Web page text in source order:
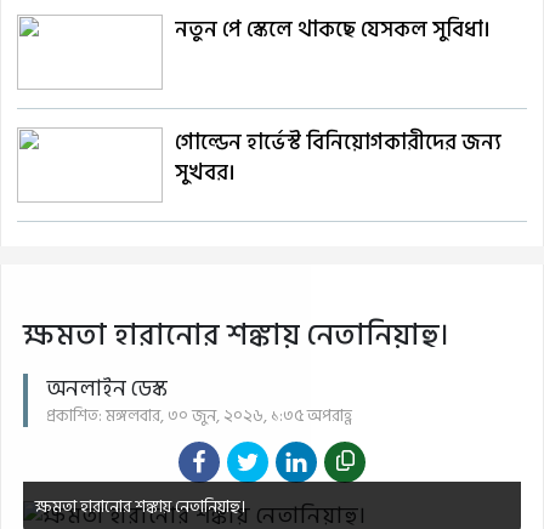
নতুন পে স্কেলে থাকছে যেসকল সুবিধা।
গোল্ডেন হার্ভেস্ট বিনিয়োগকারীদের জন্য
সুখবর।
ক্ষমতা হারানোর শঙ্কায় নেতানিয়াহু।
অনলাইন ডেস্ক
প্রকাশিত: মঙ্গলবার, ৩০ জুন, ২০২৬, ১:৩৫ অপরাহ্ণ
ক্ষমতা হারানোর শঙ্কায় নেতানিয়াহু।